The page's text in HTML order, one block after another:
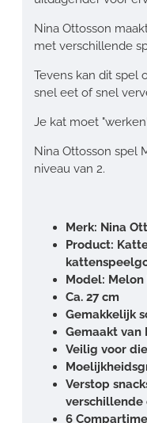
Nina Ottosson
met verschillende
Tevens kan dit spel
snel eet of snel
Je kat moet
Nina Ottosson spel
niveau van 2.
Merk: Nina
Product:
Model: Melon
Ca. 27 cm
Gemakkelijk
Gemaakt van
Veilig voor
Verstop
6